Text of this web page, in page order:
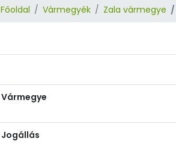
Főoldal Vármegyék Zala vármegye
Vármegye
Jogállás